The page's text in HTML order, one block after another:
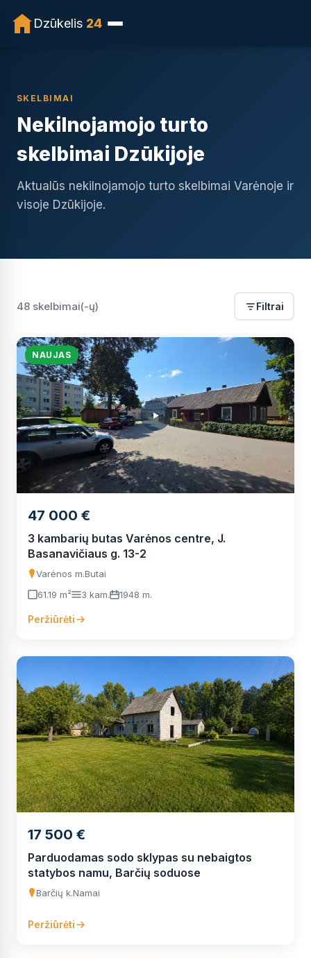
Dzūkelis 24
SKELBIMAI
Nekilnojamojo turto
skelbimai Dzūkijoje
Aktualūs nekilnojamojo turto skelbimai Varėnoje ir
visoje Dzūkijoje.
48 skelbimai(-ų) Filtrai
NAUJAS
47 000 €
3 kambarių butas Varėnos centre, J.
Basanavičiaus g. 13-2
Varėnos m.Butai
61.19 m²
3 kam. 1948 m.
Peržiūrėti
17 500 €
Parduodamas sodo sklypas su nebaigtos
statybos namu, Barčių soduose
Barčių k.Namai
Peržiūrėti